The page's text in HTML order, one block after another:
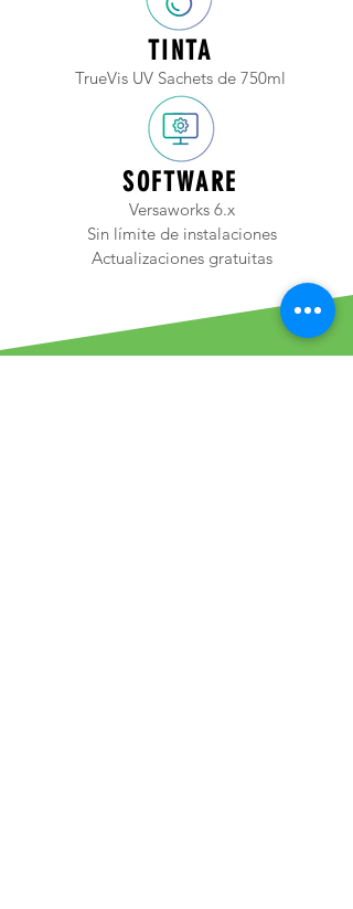
TINTA
TrueVis UV Sachets de 750ml
SOFTWARE
Versaworks 6.x
Sin límite de instalaciones
Actualizaciones gratuitas